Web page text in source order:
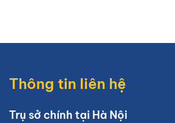
Thông tin liên hệ
Trụ sở chính tại Hà Nội